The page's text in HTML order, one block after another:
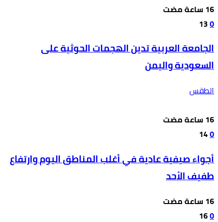
0
13
الجامعة العربية تدين الهجمات الحوثية على
السعودية واليمن
الطقس
0
14
أجواء صيفية عادية في أغلب المناطق اليوم وارتفاع
طفيف الأحد
0
16